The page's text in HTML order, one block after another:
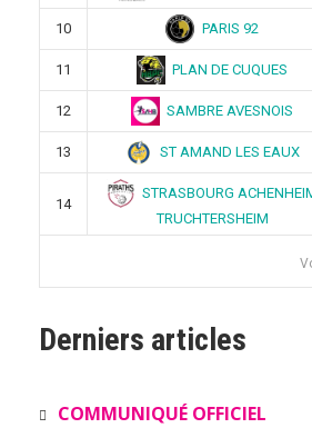
10 PARIS 92
11 PLAN DE CUQUES
12 SAMBRE AVESNOIS
13 ST AMAND LES EAUX
14
STRASBOURG
TRUCHTERSHEIM
Derniers articles
COMMUNIQUÉ OFFICIEL